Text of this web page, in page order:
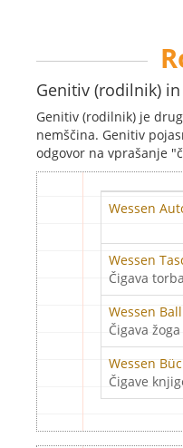
Genitiv (rodilnik)
Genitiv (rodilnik) je
nemščina. Genitiv
odgovor na vprašanje
Wessen
Wessen
Čigava
Wessen
Čigava
Wessen
Čigave